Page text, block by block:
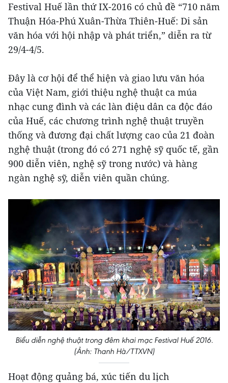
Festival Huế lần thứ IX-2016 có chủ đề “710 năm
Thuận Hóa-Phú Xuân-Thừa Thiên-Huế: Di sản
văn hóa với hội nhập và phát triển,” diễn ra từ
29/4-4/5.
Đây là cơ hội để thể hiện và giao lưu văn hóa
của Việt Nam, giới thiệu nghệ thuật ca múa
nhạc cung đình và các làn điệu dân ca độc đáo
của Huế, các chương trình nghệ thuật truyền
thống và đương đại chất lượng cao của 21 đoàn
nghệ thuật (trong đó có 271 nghệ sỹ quốc tế, gần
900 diễn viên, nghệ sỹ trong nước) và hàng
ngàn nghệ sỹ, diễn viên quần chúng.
Biểu diễn nghệ thuật trong đêm khai mạc Festival Huế 2016.
(Ảnh: Thanh Hà/TTXVN)
Hoạt động quảng bá, xúc tiến du lịch